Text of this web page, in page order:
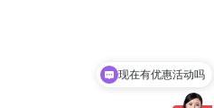
现在有优惠活动吗